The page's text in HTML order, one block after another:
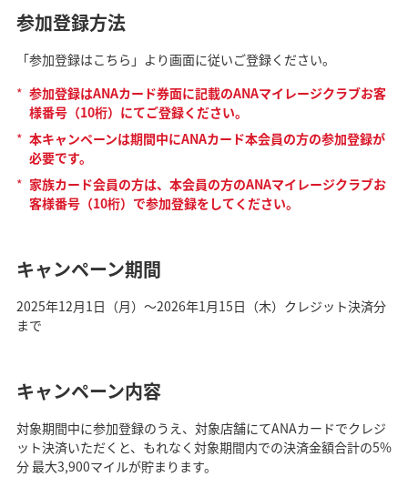
参加登録方法
「参加登録はこちら」より画面に従いご登録ください。
* 参加登録はANAカード券面に記載のANAマイレージクラブお客
様番号（10桁）にてご登録ください。
* 本キャンペーンは期間中にANAカード本会員の方の参加登録が
必要です。
* 家族カード会員の方は、本会員の方のANAマイレージクラブお
客様番号（10桁）で参加登録をしてください。
キャンペーン期間
2025年12月1日（月）～2026年1月15日（木）クレジット決済分
まで
キャンペーン内容
対象期間中に参加登録のうえ、対象店舗にてANAカードでクレジ
ット決済いただくと、もれなく対象期間内での決済金額合計の5%
分 最大3,900マイルが貯まります。